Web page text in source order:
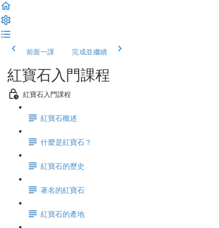
前面一課 完成並繼續
紅寶石入門課程
紅寶石入門課程
紅寶石概述
什麼是紅寶石？
紅寶石的歷史
著名的紅寶石
紅寶石的產地